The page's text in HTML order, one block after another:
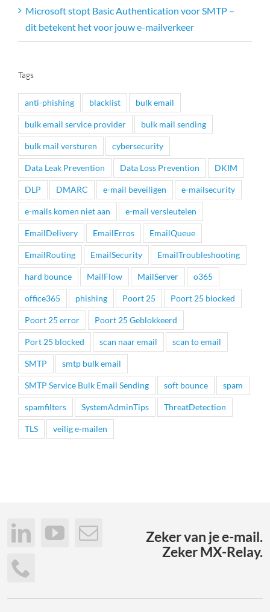
Microsoft stopt Basic Authentication voor SMTP –
dit betekent het voor jouw e-mailverkeer
Tags
anti-phishing blacklist bulk email
bulk email service provider bulk mail sending
bulk mail versturen cybersecurity
Data Leak Prevention Data Loss Prevention DKIM
DLP DMARC e-mail beveiligen e-mailsecurity
e-mails komen niet aan e-mail versleutelen
EmailDelivery EmailErros EmailQueue
EmailRouting EmailSecurity EmailTroubleshooting
hard bounce MailFlow MailServer o365
office365 phishing Poort 25 Poort 25 blocked
Poort 25 error Poort 25 Geblokkeerd
Port 25 blocked scan naar email scan to email
SMTP smtp bulk email
SMTP Service Bulk Email Sending soft bounce spam
spamfilters SystemAdminTips ThreatDetection
TLS veilig e-mailen
Zeker van je e-mail.
Zeker MX-Relay.